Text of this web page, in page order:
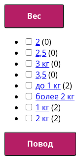
Вес
2(0)
2,5(0)
3 кг(0)
3,5(0)
до 1 кг(2)
более 2 кг
1 кг(2)
2 кг(2)
Повод